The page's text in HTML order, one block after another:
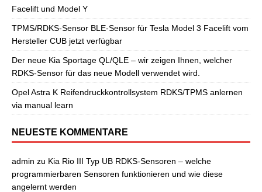
Facelift und Model Y
TPMS/RDKS-Sensor BLE-Sensor für Tesla Model 3 Facelift vom
Hersteller CUB jetzt verfügbar
Der neue Kia Sportage QL/QLE – wir zeigen Ihnen, welcher
RDKS-Sensor für das neue Modell verwendet wird.
Opel Astra K Reifendruckkontrollsystem RDKS/TPMS anlernen
via manual learn
NEUESTE KOMMENTARE
admin zu Kia Rio III Typ UB RDKS-Sensoren – welche
programmierbaren Sensoren funktionieren und wie diese
angelernt werden